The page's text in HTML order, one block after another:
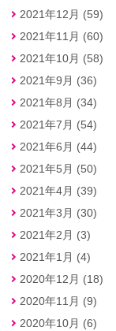
2021年12月 (59)
2021年11月 (60)
2021年10月 (58)
2021年9月 (36)
2021年8月 (34)
2021年7月 (54)
2021年6月 (44)
2021年5月 (50)
2021年4月 (39)
2021年3月 (30)
2021年2月 (3)
2021年1月 (4)
2020年12月 (18)
2020年11月 (9)
2020年10月 (6)